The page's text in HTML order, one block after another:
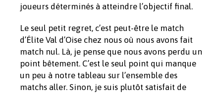
joueurs déterminés à atteindre l’objectif final.
Le seul petit regret, c’est peut-être le match
d’Élite Val d’Oise chez nous où nous avons fait
match nul. Là, je pense que nous avons perdu un
point bêtement. C’est le seul point qui manque
un peu à notre tableau sur l’ensemble des
matchs aller. Sinon, je suis plutôt satisfait de